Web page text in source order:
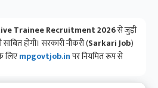
Trainee Recruitment 2026से जुड़ी
होगी। सरकारी नौकरी (Sarkari Job)
लिएmpgovtjob.inपर नियमित रूप से